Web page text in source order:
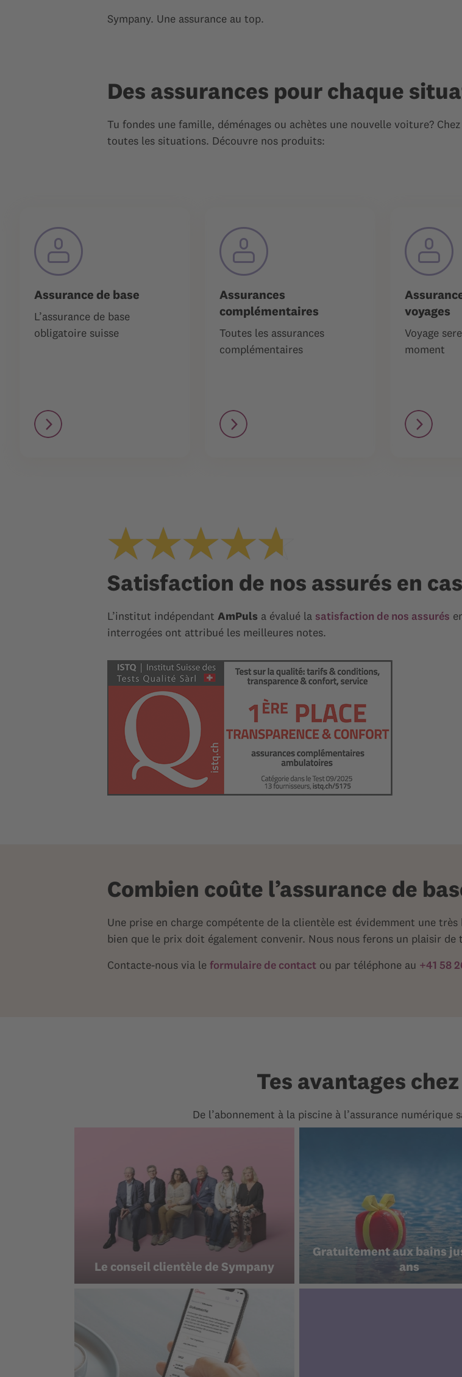
Sympany. Une assurance au top.
Des assurances pour chaque
Tu fondes une famille, déménages ou achètes une nouvelle voiture?
toutes les situations. Découvre nos produits:
Assurance de base
L’assurance de base
obligatoire suisse
Assurances
complémentaires
Toutes les assurances
complémentaires
voyages
Voyage
moment
Satisfaction de nos assurés en
L’institut indépendant AmPuls a évalué la satisfaction de nos assurés
interrogées ont attribué les meilleures notes.
Combien coûte l’assurance de
Une prise en charge compétente de la clientèle est évidemment une
bien que le prix doit également convenir. Nous nous ferons un plaisir de
Contacte-nous via le formulaire de contact ou par téléphone au +41 58
Tes avantages
De l’abonnement à la piscine à l’assurance numérique
Le conseil clientèle de Sympany
Gratuitement aux bains
ans